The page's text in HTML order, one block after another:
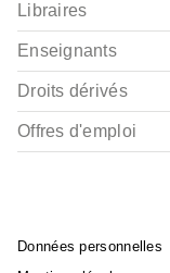
Libraires
Enseignants
Droits dérivés
Offres d'emploi
Données personnelles